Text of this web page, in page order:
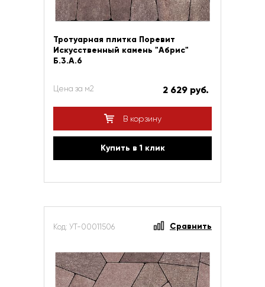
Тротуарная плитка Поревит
Искусственный камень "Абрис"
Б.3.А.6
Цена за м2 2 629 руб.
В корзину
Купить в 1 клик
Код: УТ-00011506 Сравнить